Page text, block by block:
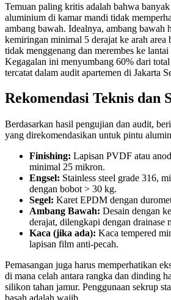
Temuan paling kritis adalah bahwa
aluminium di kamar mandi tidak
ambang bawah. Idealnya, ambang bawah
kemiringan minimal 5 derajat ke arah area
tidak menggenang dan merembes ke
Kegagalan ini menyumbang 60% dari
tercatat dalam audit apartemen di Jakarta
Rekomendasi Teknis dan
Berdasarkan hasil pengujian dan audit,
yang direkomendasikan untuk pintu
Finishing: Lapisan PVDF atau
minimal 25 mikron.
Engsel: Stainless steel grade 316,
dengan bobot > 30 kg.
Segel: Karet EPDM dengan
Ambang Bawah: Desain dengan
derajat, dilengkapi dengan drainase
Kaca (jika ada): Kaca tempered
lapisan film anti-pecah.
Pemasangan juga harus memperhatikan
di mana celah antara rangka dan dinding
silikon tahan jamur. Penggunaan sekrup